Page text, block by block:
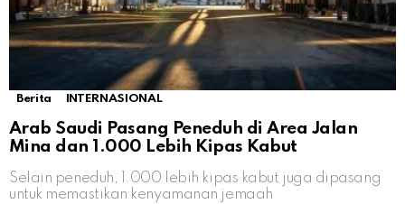
Berita INTERNASIONAL
Arab Saudi Pasang Peneduh di Area Jalan
Mina dan 1.000 Lebih Kipas Kabut
Selain peneduh, 1.000 lebih kipas kabut juga dipasang
untuk memastikan kenyamanan jemaah